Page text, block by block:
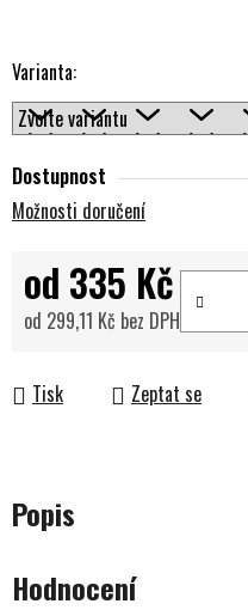
Varianta:
Dostupnost
Možnosti doručení
od 335 Kč
od 299,11 Kč bez DPH
Tisk Zeptat se
Popis
Hodnocení